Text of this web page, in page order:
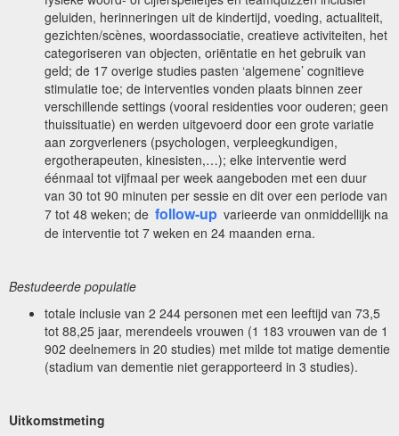
geluiden, herinneringen uit de kindertijd, voeding, actualiteit,
gezichten/scènes, woordassociatie, creatieve activiteiten, het
categoriseren van objecten, oriëntatie en het gebruik van
geld; de 17 overige studies pasten ‘algemene’ cognitieve
stimulatie toe; de interventies vonden plaats binnen zeer
verschillende settings (vooral residenties voor ouderen; geen
thuissituatie) en werden uitgevoerd door een grote variatie
aan zorgverleners (psychologen, verpleegkundigen,
ergotherapeuten, kinesisten,…); elke interventie werd
éénmaal tot vijfmaal per week aangeboden met een duur
van 30 tot 90 minuten per sessie en dit over een periode van
7 tot 48 weken; de follow-up varieerde van onmiddellijk na
de interventie tot 7 weken en 24 maanden erna.
Bestudeerde populatie
totale inclusie van 2 244 personen met een leeftijd van 73,5
tot 88,25 jaar, merendeels vrouwen (1 183 vrouwen van de 1
902 deelnemers in 20 studies) met milde tot matige dementie
(stadium van dementie niet gerapporteerd in 3 studies).
Uitkomstmeting